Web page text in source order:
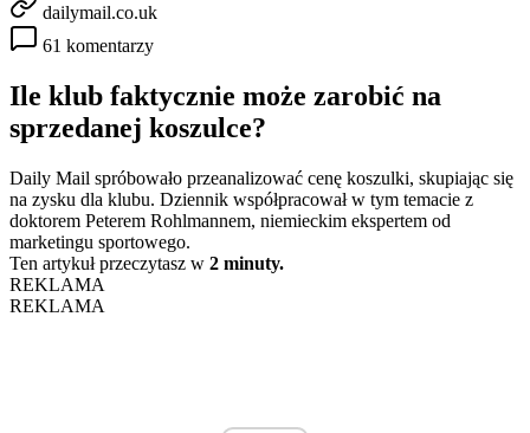
dailymail.co.uk
61 komentarzy
Ile klub faktycznie może zarobić na
sprzedanej koszulce?
Daily Mail spróbowało przeanalizować cenę koszulki, skupiając się
na zysku dla klubu. Dziennik współpracował w tym temacie z
doktorem Peterem Rohlmannem, niemieckim ekspertem od
marketingu sportowego.
Ten artykuł przeczytasz w 2 minuty.
REKLAMA
REKLAMA